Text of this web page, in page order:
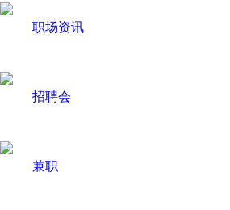
职场资讯
招聘会
兼职